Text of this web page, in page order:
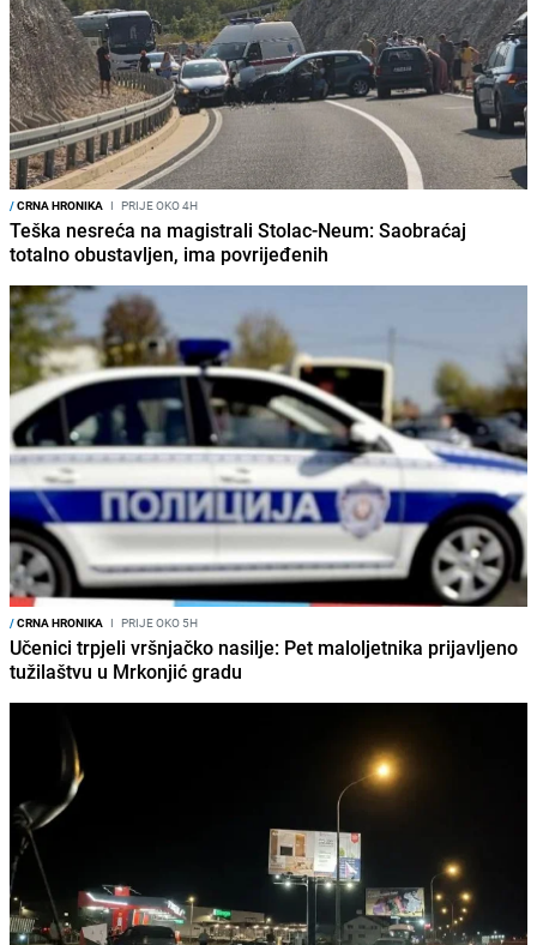
/CRNA HRONIKA I PRIJE OKO 4H
Teška nesreća na magistrali Stolac-Neum: Saobraćaj
totalno obustavljen, ima povrijeđenih
/CRNA HRONIKA I PRIJE OKO 5H
Učenici trpjeli vršnjačko nasilje: Pet maloljetnika prijavljeno
tužilaštvu u Mrkonjić gradu